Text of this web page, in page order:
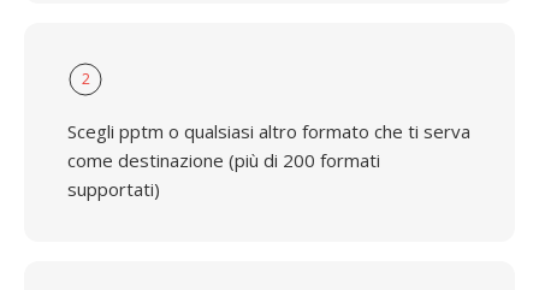
2
Scegli pptm o qualsiasi altro formato che ti serva
come destinazione (più di 200 formati
supportati)